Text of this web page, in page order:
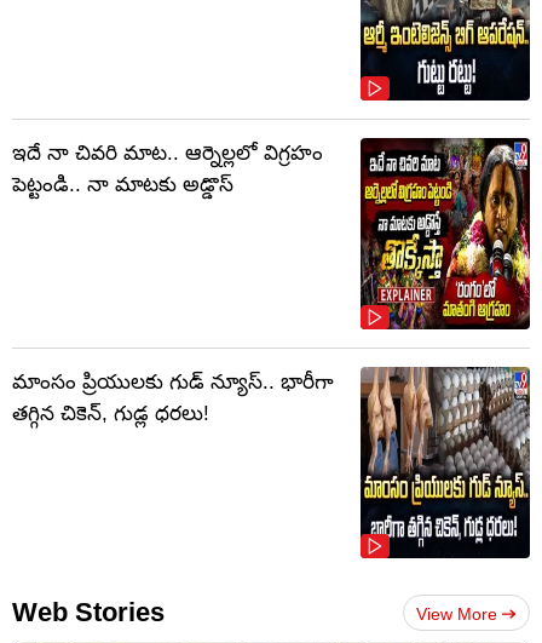
ఇదే నా చివరి మాట.. ఆర్నెల్లలో విగ్రహం
పెట్టండి.. నా మాటకు అడ్డొస్
మాంసం ప్రియులకు గుడ్ న్యూస్.. భారీగా
తగ్గిన చికెన్, గుడ్ల ధరలు!
Web Stories View More